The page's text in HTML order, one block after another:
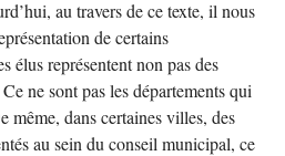
au travers de ce texte, il nous
de certains
élus représentent non pas des
ne sont pas les départements qui
même, dans certaines villes, des
au sein du conseil municipal, ce